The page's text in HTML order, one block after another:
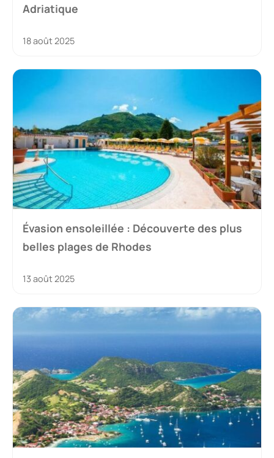
Adriatique
18 août 2025
Évasion ensoleillée : Découverte des plus
belles plages de Rhodes
13 août 2025